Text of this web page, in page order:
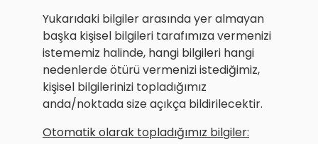
Yukarıdaki bilgiler arasında yer almayan
başka kişisel bilgileri tarafımıza vermenizi
istememiz halinde, hangi bilgileri hangi
nedenlerde ötürü vermenizi istediğimiz,
kişisel bilgilerinizi topladığımız
anda/noktada size açıkça bildirilecektir.
Otomatik olarak topladığımız bilgiler: